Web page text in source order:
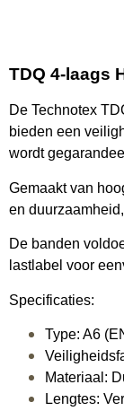
TDQ 4-laags
De Technotex
bieden een
wordt
Gemaakt van
en
De banden
lastlabel voor
Specificaties:
Type: A6
Materiaal:
Lengtes: